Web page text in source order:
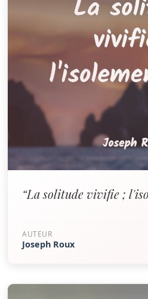
“La solitude vivifie ;
AUTEUR
Joseph Roux